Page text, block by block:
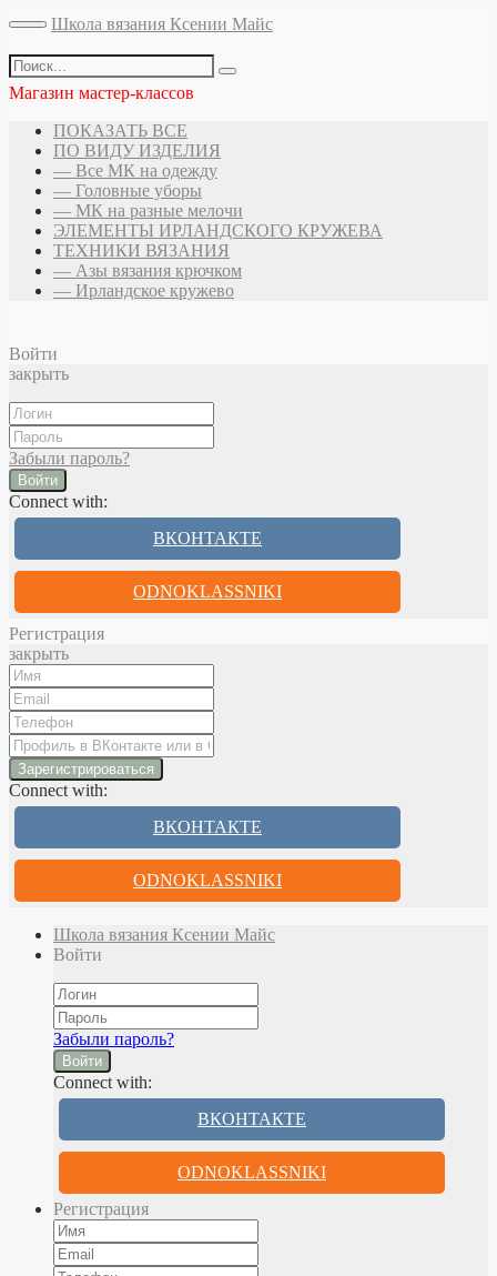
Школа вязания Ксении Майс
Магазин мастер-классов
ПОКАЗАТЬ ВСЕ
ПО ВИДУ ИЗДЕЛИЯ
— Все МК на одежду
— Головные уборы
— МК на разные мелочи
ЭЛЕМЕНТЫ ИРЛАНДСКОГО КРУЖЕВА
ТЕХНИКИ ВЯЗАНИЯ
— Азы вязания крючком
— Ирландское кружево
Войти
закрыть
Забыли пароль?
Войти
Connect with:
ВКОНТАКТЕ
ODNOKLASSNIKI
Регистрация
закрыть
Connect with:
ВКОНТАКТЕ
ODNOKLASSNIKI
Школа вязания Ксении Майс
Войти
Забыли пароль?
Войти
Connect with:
ВКОНТАКТЕ
ODNOKLASSNIKI
Регистрация